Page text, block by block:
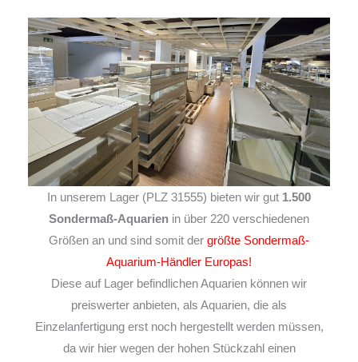
In unserem Lager (PLZ 31555) bieten wir gut 1.500
Sondermaß-Aquarien in über 220 verschiedenen
Größen an und sind somit der größte Sondermaß-
Aquarium-Händler Europas!
Diese auf Lager befindlichen Aquarien können wir
preiswerter anbieten, als Aquarien, die als
Einzelanfertigung erst noch hergestellt werden müssen,
da wir hier wegen der hohen Stückzahl einen